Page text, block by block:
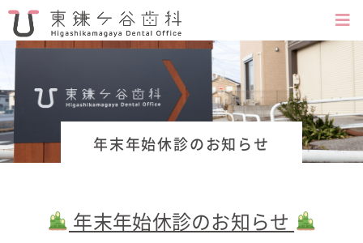
年末年始休診のお知らせ
年末年始休診のお知らせ